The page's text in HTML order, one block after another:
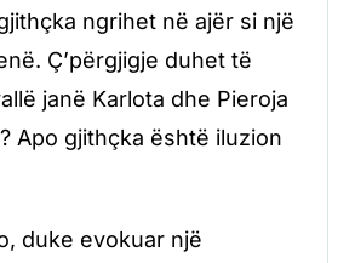
ngrihet në ajër si një
Ç’përgjigje duhet të
janë Karlota dhe Pieroja
Apo gjithçka është iluzion
duke evokuar një